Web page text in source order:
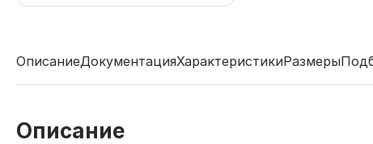
ОписаниеДокументацияХарактеристикиРазмеры
Описание